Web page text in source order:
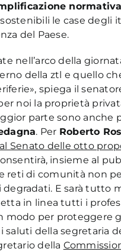
normativa
le case degli
del Paese.
nell’arco della
della ztl e quello
spiega il
noi la proprietà privata
parte sono anche
. Per Roberto
Senato delle otto
insieme al
reti di comunità non
E sarà tutto
in linea tutti i
modo per proteggere
saluti della segretaria
della